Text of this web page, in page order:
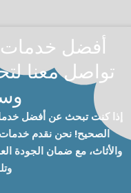
أفضل خدمات
تواصل معنا
إذا كنت تبحث عن أفضل
الصحيح! نحن نقدم خدمات
والأثاث، مع ضمان الجودة